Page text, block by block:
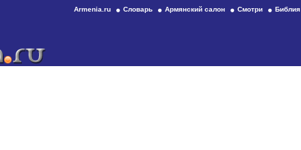
Armenia.ru Словарь Армянский салон Смотри Библия